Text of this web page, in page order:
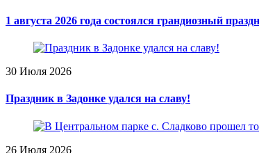
1 августа 2026 года состоялся грандиозный
30 Июля 2026
Праздник в Задонке удался на славу!
26 Июля 2026